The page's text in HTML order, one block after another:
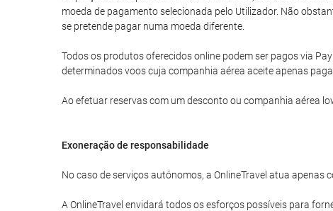
moeda de pagamento selecionada pelo Utilizador. Não
se pretende pagar numa moeda diferente.
Todos os produtos oferecidos online podem ser pagos via
determinados voos cuja companhia aérea aceite apenas
Ao efetuar reservas com um desconto ou companhia aérea
Exoneração de responsabilidade
No caso de serviços autónomos, a OnlineTravel atua
A OnlineTravel envidará todos os esforços possíveis para